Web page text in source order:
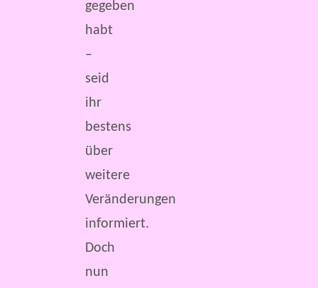
gegeben
habt
–
seid
ihr
bestens
über
weitere
Veränderungen
informiert.
Doch
nun